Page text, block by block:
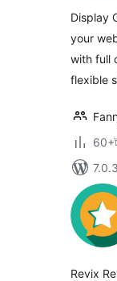
Display
your
with full
flexible
Revix